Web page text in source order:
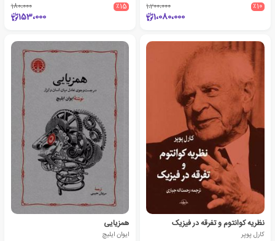
٪10 1،200،000
1،080،000
٪15 180،000
153،000
نظریه کوانتوم و تفرقه در فیزیک
کارل پوپر
همزیایی
ایوان ایلیچ